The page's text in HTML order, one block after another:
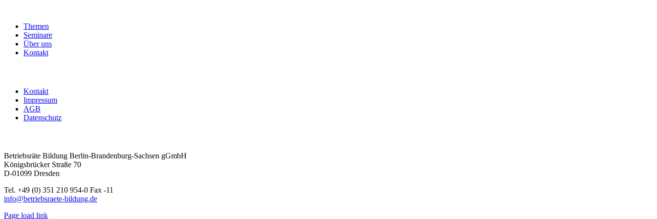
Themen
Seminare
Über uns
Kontakt
Kontakt
Impressum
AGB
Datenschutz
Betriebsräte Bildung Berlin-Brandenburg-Sachsen gGmbH
Königsbrücker Straße 70
D-01099 Dresden
Tel. +49 (0) 351 210 954-0 Fax -11
info@betriebsraete-bildung.de
Page load link